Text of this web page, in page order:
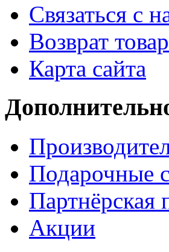
Связаться с
Возврат
Карта сайта
Подарочные
Партнёрская
Акции